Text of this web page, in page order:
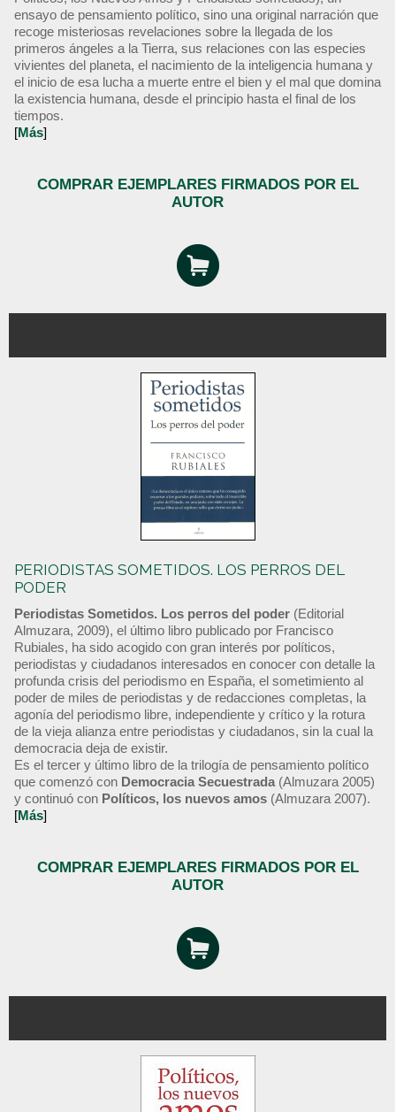
ensayo de pensamiento político, sino una original narración que
recoge misteriosas revelaciones sobre la llegada de los
primeros ángeles a la Tierra, sus relaciones con las especies
vivientes del planeta, el nacimiento de la inteligencia humana y
el inicio de esa lucha a muerte entre el bien y el mal que domina
la existencia humana, desde el principio hasta el final de los
tiempos.
[Más]
COMPRAR EJEMPLARES FIRMADOS POR EL
AUTOR
PERIODISTAS SOMETIDOS. LOS PERROS DEL
PODER
Periodistas Sometidos. Los perros del poder (Editorial
Almuzara, 2009), el último libro publicado por Francisco
Rubiales, ha sido acogido con gran interés por políticos,
periodistas y ciudadanos interesados en conocer con detalle la
profunda crisis del periodismo en España, el sometimiento al
poder de miles de periodistas y de redacciones completas, la
agonía del periodismo libre, independiente y crítico y la rotura
de la vieja alianza entre periodistas y ciudadanos, sin la cual la
democracia deja de existir.
Es el tercer y último libro de la trilogía de pensamiento político
que comenzó con Democracia Secuestrada (Almuzara 2005)
y continuó con Políticos, los nuevos amos (Almuzara 2007).
[Más]
COMPRAR EJEMPLARES FIRMADOS POR EL
AUTOR